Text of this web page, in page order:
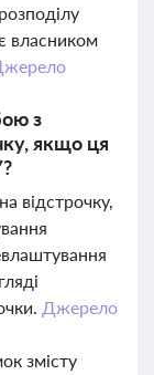
власником
з
якщо ця
відстрочку,
Джерело
змісту